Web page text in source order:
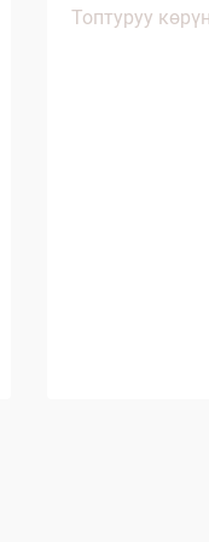
негизин
Топтуруу